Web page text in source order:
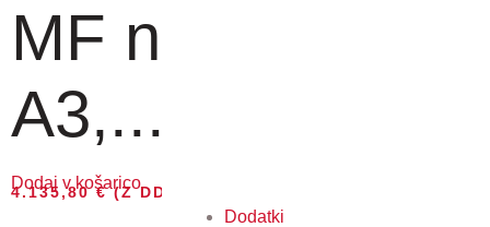
Dodatki
MF naprava
A3,...
4.135,80€(Z DDV)
Dodaj v košarico